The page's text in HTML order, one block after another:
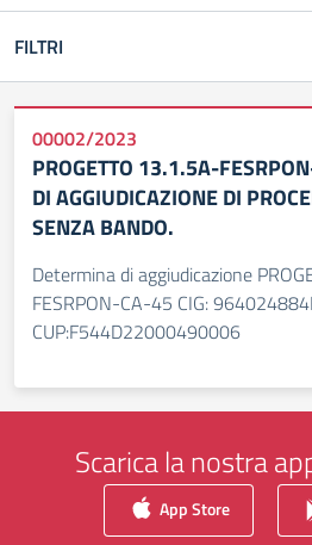
FILTRI
00002/2023
PROGETTO 13.1.5A-
DI AGGIUDICAZIONE DI
SENZA BANDO.
Determina di aggiudicazione
FESRPON-CA-45 CIG:
CUP:F544D22000490006
Scarica la nostra
App Store